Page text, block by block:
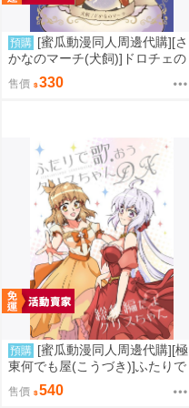
預購 [蜜瓜動漫同人周邊代購][さ
かなのマーチ(犬飼)]ドロチェの
箱庭-冬とお酒とそれからわたし-
(同人誌)
售價 330
預購 [蜜瓜動漫同人周邊代購][極
東何でも屋(こうづき)]ふたりで
歌おうクリスちゃんDX 総集編
だよクリスちゃん2(戰姬絕唱)(同
售價 540